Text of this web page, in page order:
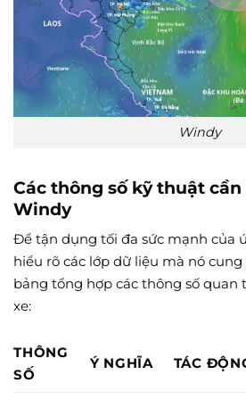
Windy
Các thông số kỹ thuật
Windy
Để tận dụng tối đa sức mạnh của
hiểu rõ các lớp dữ liệu mà nó cung
bảng tổng hợp các thông số quan
xe:
THÔNG
SỐ
Ý NGHĨA TÁC